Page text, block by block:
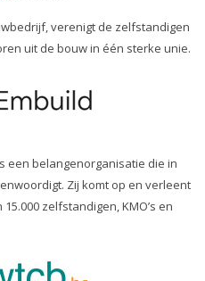
verenigt de zelfstandigen
uit de bouw in één sterke unie.
een belangenorganisatie die in
Zij komt op en verleent
zelfstandigen, KMO’s en